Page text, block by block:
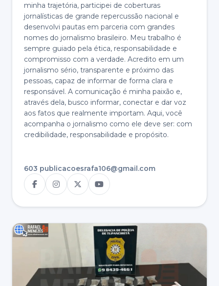
minha trajetória, participei de coberturas
jornalísticas de grande repercussão nacional e
desenvolvi pautas em parceria com grandes
nomes do jornalismo brasileiro. Meu trabalho é
sempre guiado pela ética, responsabilidade e
compromisso com a verdade. Acredito em um
jornalismo sério, transparente e próximo das
pessoas, capaz de informar de forma clara e
responsável. A comunicação é minha paixão e,
através dela, busco informar, conectar e dar voz
aos fatos que realmente importam. Aqui, você
acompanha o jornalismo como ele deve ser: com
credibilidade, responsabilidade e propósito.
603 publicacoesrafa106@gmail.com